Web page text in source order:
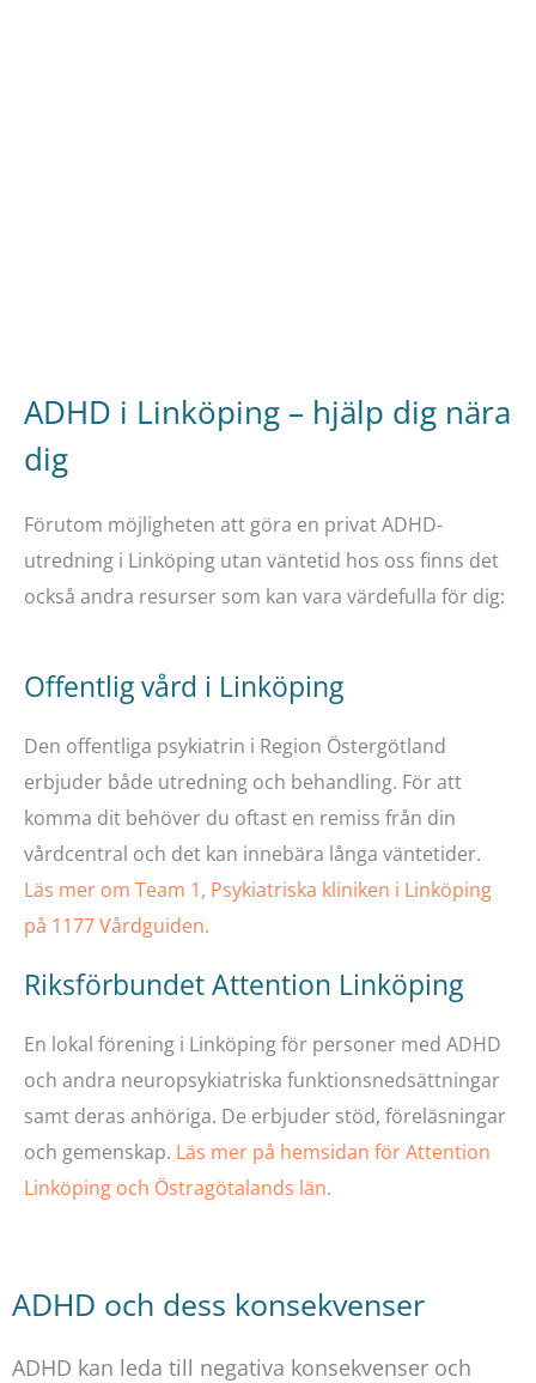
ADHD i Linköping – hjälp dig nära
dig
Förutom möjligheten att göra en privat ADHD-
utredning i Linköping utan väntetid hos oss finns det
också andra resurser som kan vara värdefulla för dig:
Offentlig vård i Linköping
Den offentliga psykiatrin i Region Östergötland
erbjuder både utredning och behandling. För att
komma dit behöver du oftast en remiss från din
vårdcentral och det kan innebära långa väntetider.
Läs mer om Team 1, Psykiatriska kliniken i Linköping
på 1177 Vårdguiden.
Riksförbundet Attention Linköping
En lokal förening i Linköping för personer med ADHD
och andra neuropsykiatriska funktionsnedsättningar
samt deras anhöriga. De erbjuder stöd, föreläsningar
och gemenskap. Läs mer på hemsidan för Attention
Linköping och Östragötalands län.
ADHD och dess konsekvenser
ADHD kan leda till negativa konsekvenser och